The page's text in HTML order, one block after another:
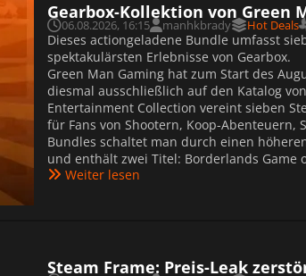
Gearbox-Kollektion von Green
06.08.2026, 16:15 manhkbrady Hot Deals
Dieses actiongeladene Bundle umfasst
spektakulärsten Erlebnisse von Gearbox.
Green Man Gaming hat zum Start des
diesmal ausschließlich auf den Katalog
Entertainment Collection vereint sieben
für Fans von Shootern, Koop-Abenteuern,
Bundles schaltet man durch einen
und enthält zwei Titel: Borderlands Game
Weiter lesen
Steam Frame: Preis-Leak